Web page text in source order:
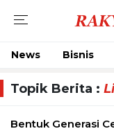
News Bisnis
Topik Berita :
Bentuk Generasi